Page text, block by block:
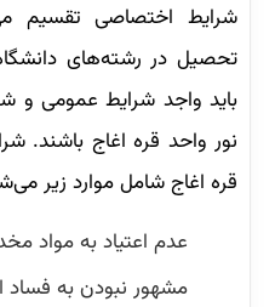
شرایط اختصاصی تقسیم
تحصیل در رشته‌های دانشگاه
باید واجد شرایط عمومی و
نور واحد قره اغاج باشند.
قره اغاج شامل موارد زیر
عدم اعتیاد به مواد
مشهور نبودن به فساد